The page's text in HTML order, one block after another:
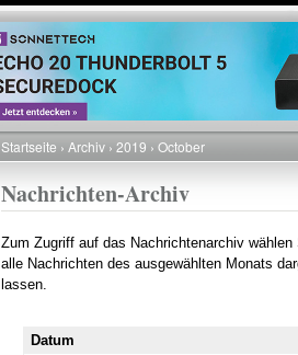
Pfadnavigation
Startseite Archiv 2019 October
Nachrichten-Archiv
Zum Zugriff auf das Nachrichtenarchiv
alle Nachrichten des ausgewählten Monats
lassen.
Datum